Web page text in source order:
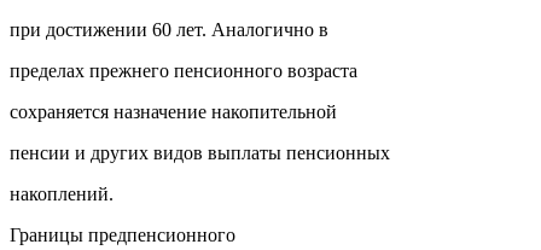
при достижении 60 лет. Аналогично в
пределах прежнего пенсионного возраста
сохраняется назначение накопительной
пенсии и других видов выплаты пенсионных
накоплений.
Границы предпенсионного